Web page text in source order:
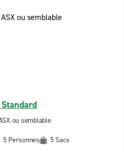
ou semblable
5 Personnes 5 Sacs